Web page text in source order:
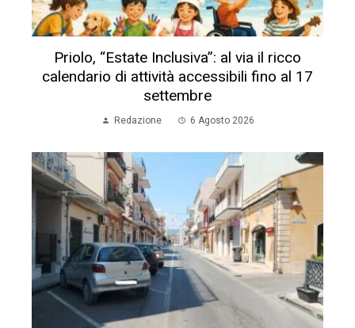
Priolo, “Estate Inclusiva”: al via il ricco
calendario di attività accessibili fino al 17
settembre
Redazione 6 Agosto 2026